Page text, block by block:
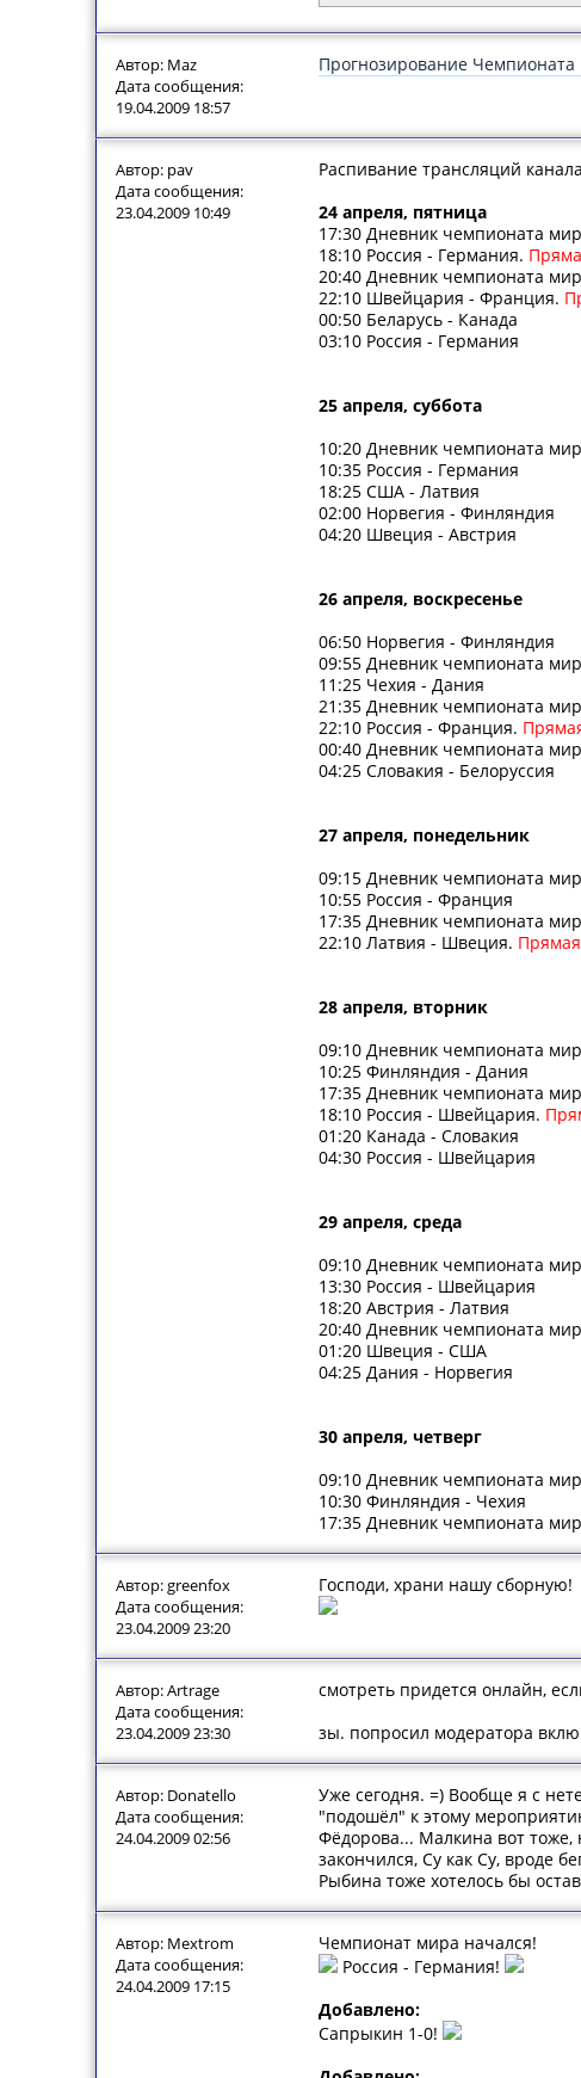
Автор: Maz
Дата сообщения:
19.04.2009 18:57
Прогнозирование Чемпионата
Автор: pav
Дата сообщения:
23.04.2009 10:49
Распивание трансляций
24 апреля, пятница
17:30 Дневник чемпионата
18:10 Россия - Германия.
20:40 Дневник чемпионата
22:10 Швейцария - Франция.
00:50 Беларусь - Канада
03:10 Россия - Германия
25 апреля, суббота
10:20 Дневник чемпионата
10:35 Россия - Германия
18:25 США - Латвия
02:00 Норвегия - Финляндия
04:20 Швеция - Австрия
26 апреля, воскресенье
06:50 Норвегия - Финляндия
09:55 Дневник чемпионата
11:25 Чехия - Дания
21:35 Дневник чемпионата
22:10 Россия - Франция.
00:40 Дневник чемпионата
04:25 Словакия - Белоруссия
27 апреля, понедельник
09:15 Дневник чемпионата
10:55 Россия - Франция
17:35 Дневник чемпионата
22:10 Латвия - Швеция.
28 апреля, вторник
09:10 Дневник чемпионата
10:25 Финляндия - Дания
17:35 Дневник чемпионата
18:10 Россия - Швейцария.
01:20 Канада - Словакия
04:30 Россия - Швейцария
29 апреля, среда
09:10 Дневник чемпионата
13:30 Россия - Швейцария
18:20 Австрия - Латвия
20:40 Дневник чемпионата
01:20 Швеция - США
04:25 Дания - Норвегия
30 апреля, четверг
09:10 Дневник чемпионата
10:30 Финляндия - Чехия
17:35 Дневник чемпионата
Автор: greenfox
Дата сообщения:
23.04.2009 23:20
Господи, храни нашу сборную!
Автор: Artrage
Дата сообщения:
23.04.2009 23:30
смотреть придется онлайн,
зы. попросил модератора
Автор: Donatello
Дата сообщения:
24.04.2009 02:56
Уже сегодня. =) Вообще я с
"подошёл" к этому
Фёдорова... Малкина вот тоже,
закончился, Су как Су, вроде
Рыбина тоже хотелось бы
Автор: Mextrom
Дата сообщения:
24.04.2009 17:15
Чемпионат мира начался!
Россия - Германия!
Добавлено:
Сапрыкин 1-0!